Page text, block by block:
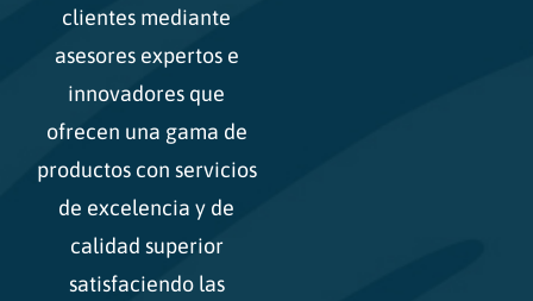
clientes mediante
asesores expertos e
innovadores que
ofrecen una gama de
productos con servicios
de excelencia y de
calidad superior
satisfaciendo las